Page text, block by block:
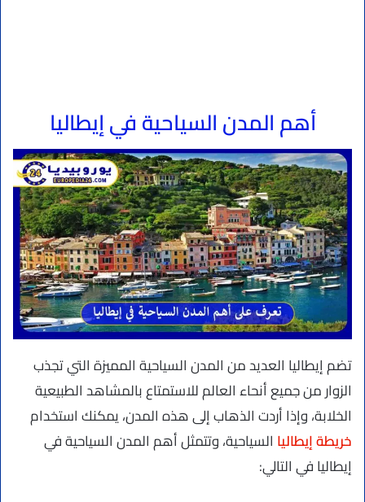
أهم المدن السياحية في إيطاليا
تضم إيطاليا العديد من المدن السياحية المميزة التي تجذب
الزوار من جميع أنحاء العالم للاستمتاع بالمشاهد الطبيعية
الخلابة، وإذا أردت الذهاب إلى هذه المدن، يمكنك استخدام
خريطة إيطاليا السياحية، وتتمثل أهم المدن السياحية في
إيطاليا في التالي: